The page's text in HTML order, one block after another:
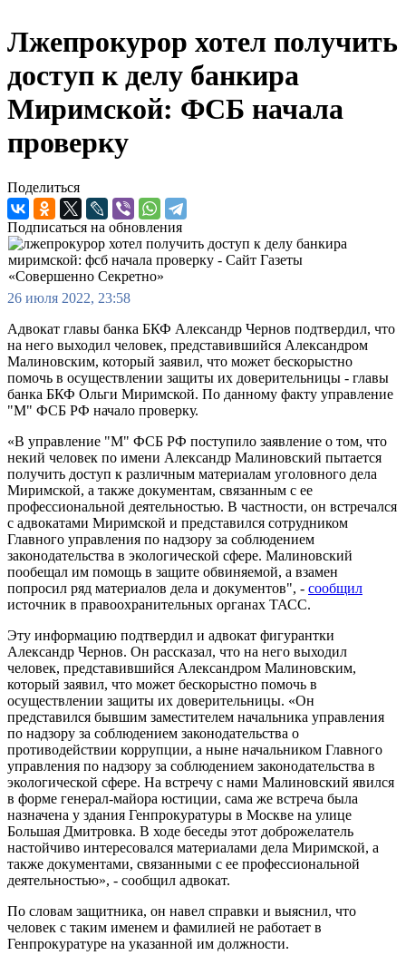
Лжепрокурор хотел получить
доступ к делу банкира
Миримской: ФСБ начала
проверку
Поделиться
Подписаться на обновления
26 июля 2022, 23:58
Адвокат главы банка БКФ Александр Чернов подтвердил, что
на него выходил человек, представившийся Александром
Малиновским, который заявил, что может бескорыстно
помочь в осуществлении защиты их доверительницы - главы
банка БКФ Ольги Миримской. По данному факту управление
"М" ФСБ РФ начало проверку.
«В управление "М" ФСБ РФ поступило заявление о том, что
некий человек по имени Александр Малиновский пытается
получить доступ к различным материалам уголовного дела
Миримской, а также документам, связанным с ее
профессиональной деятельностью. В частности, он встречался
с адвокатами Миримской и представился сотрудником
Главного управления по надзору за соблюдением
законодательства в экологической сфере. Малиновский
пообещал им помощь в защите обвиняемой, а взамен
попросил ряд материалов дела и документов", - сообщил
источник в правоохранительных органах ТАСС.
Эту информацию подтвердил и адвокат фигурантки
Александр Чернов. Он рассказал, что на него выходил
человек, представившийся Александром Малиновским,
который заявил, что может бескорыстно помочь в
осуществлении защиты их доверительницы. «Он
представился бывшим заместителем начальника управления
по надзору за соблюдением законодательства о
противодействии коррупции, а ныне начальником Главного
управления по надзору за соблюдением законодательства в
экологической сфере. На встречу с нами Малиновский явился
в форме генерал-майора юстиции, сама же встреча была
назначена у здания Генпрокуратуры в Москве на улице
Большая Дмитровка. В ходе беседы этот доброжелатель
настойчиво интересовался материалами дела Миримской, а
также документами, связанными с ее профессиональной
деятельностью», - сообщил адвокат.
По словам защитника, он навел справки и выяснил, что
человек с таким именем и фамилией не работает в
Генпрокуратуре на указанной им должности.